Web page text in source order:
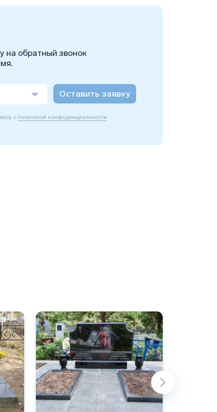
на обратный звонок
Оставить заявку
с политикой конфиденциальности